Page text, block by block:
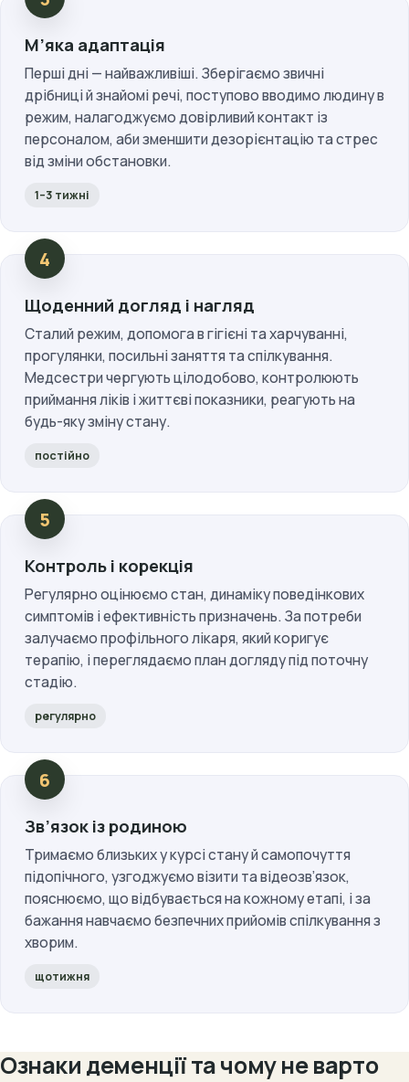
М’яка адаптація
Перші дні — найважливіші. Зберігаємо звичні
дрібниці й знайомі речі, поступово вводимо людину в
режим, налагоджуємо довірливий контакт із
персоналом, аби зменшити дезорієнтацію та стрес
від зміни обстановки.
1–3 тижні
Щоденний догляд і нагляд
Сталий режим, допомога в гігієні та харчуванні,
прогулянки, посильні заняття та спілкування.
Медсестри чергують цілодобово, контролюють
приймання ліків і життєві показники, реагують на
будь-яку зміну стану.
постійно
Контроль і корекція
Регулярно оцінюємо стан, динаміку поведінкових
симптомів і ефективність призначень. За потреби
залучаємо профільного лікаря, який коригує
терапію, і переглядаємо план догляду під поточну
стадію.
регулярно
Зв’язок із родиною
Тримаємо близьких у курсі стану й самопочуття
підопічного, узгоджуємо візити та відеозв’язок,
пояснюємо, що відбувається на кожному етапі, і за
бажання навчаємо безпечних прийомів спілкування з
хворим.
щотижня
Ознаки деменції та чому не варто